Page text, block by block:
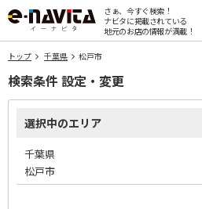
さぁ、今すぐ検索！
ナビタに掲載されている
地元のお店の情報が満載！
トップ 千葉県 松戸市
検索条件 設定・変更
選択中のエリア
千葉県
松戸市